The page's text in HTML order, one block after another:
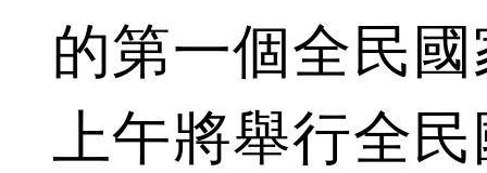
的第一個全民
上午將舉行全